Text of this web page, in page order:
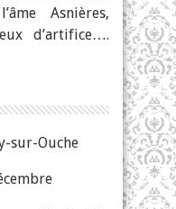
Asnières,
d’artifice….
sur-Ouche